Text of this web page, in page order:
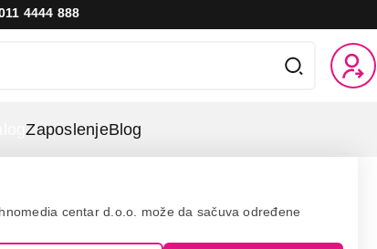
centar d.o.o. može da sačuva određene
4444 888
ZaposlenjeBlog